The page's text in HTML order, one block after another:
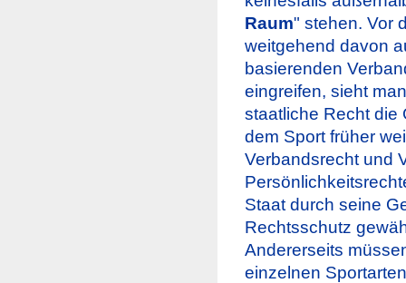
Raum" stehen. Vor
weitgehend davon
basierenden
eingreifen, sieht
staatliche Recht die
dem Sport früher
Verbandsrecht und
Staat durch seine
Rechtsschutz
Andererseits
einzelnen